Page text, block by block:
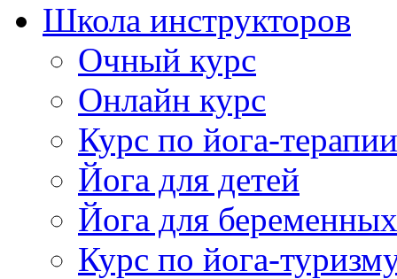
Школа инструкторов
Очный курс
Онлайн курс
Курс по йога-терапии
Йога для детей
Йога для беременных
Курс по йога-